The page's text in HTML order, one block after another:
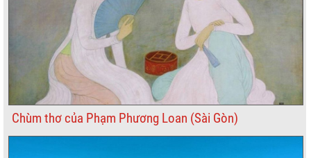
Chùm thơ của Phạm Phương Loan (Sài Gòn)